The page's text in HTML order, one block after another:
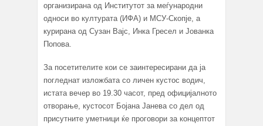
организирана oд Институтот за меѓународни
односи во културата (ИФА) и МСУ-Скопје, а
курирана од Сузан Вајс, Инка Гресел и Јованка
Попова.
За посетителите кои се заинтересирани да ја
погледнат изложбата со личен кустос водич,
истата вечер во 19.30 часот, пред официјалното
отворање, кустосот Бојана Јанева со дел од
присутните уметници ќе проговори за концептот